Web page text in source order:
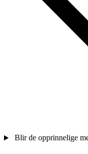
Blir de opprinnelige